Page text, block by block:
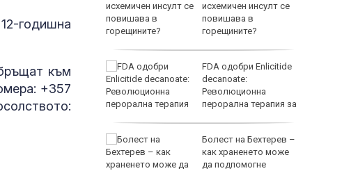
годишна
към
+357
убили
на Младежкия
спря
събаряне
сгради в "Баба
исхемичен инсулт се
повишава в
горещините?
FDA одобри Еnlicitide
decanoate:
Революционна
перорална терапия за
Болест на Бехтерев –
как храненето може
да подпомогне